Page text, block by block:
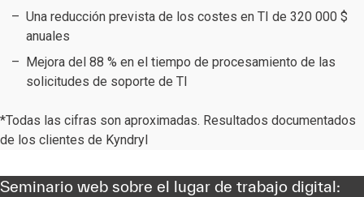
Una reducción prevista de los costes en TI de 320 000 $
anuales
Mejora del 88 % en el tiempo de procesamiento de las
solicitudes de soporte de TI
*Todas las cifras son aproximadas. Resultados documentados
de los clientes de Kyndryl
Seminario web sobre el lugar de trabajo digital: